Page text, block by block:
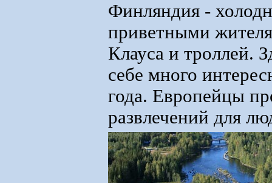
Финляндия -
приветными
Клауса и троллей.
себе много
года. Европейцы
развлечений для